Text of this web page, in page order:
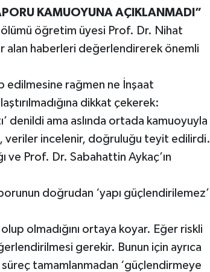
KAMUOYUNA AÇIKLANMADI”
öğretim üyesi Prof. Dr. Nihat
alan haberleri değerlendirerek önemli
edilmesine rağmen ne İnşaat
dikkat çekerek:
denildi ama aslında ortada kamuoyuyla
veriler incelenir, doğruluğu teyit edilirdi.
ve Prof. Dr. Sabahattin Aykaç’ın
doğrudan ‘yapı güçlendirilemez’
olmadığını ortaya koyar. Eğer riskli
gerekir. Bunun için ayrıca
süreç tamamlanmadan ‘güçlendirmeye